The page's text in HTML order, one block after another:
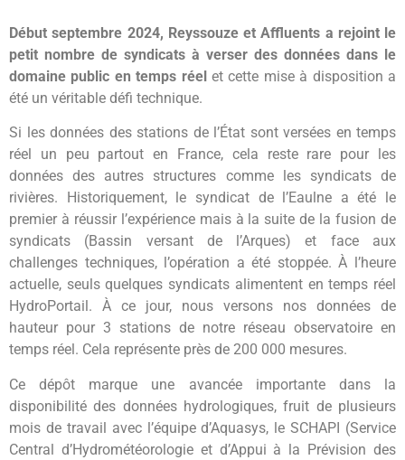
Début septembre 2024, Reyssouze et Affluents a rejoint le
petit nombre de syndicats à verser des données dans le
domaine public en temps réelet cette mise à disposition a
été un véritable défi technique.
Si les données des stations de l’État sont versées en temps
réel un peu partout en France, cela reste rare pour les
données des autres structures comme les syndicats de
rivières. Historiquement, le syndicat de l’Eaulne a été le
premier à réussir l’expérience mais à la suite de la fusion de
syndicats (Bassin versant de l’Arques) et face aux
challenges techniques, l’opération a été stoppée. À l’heure
actuelle, seuls quelques syndicats alimentent en temps réel
HydroPortail. À ce jour, nous versons nos données de
hauteur pour 3 stations de notre réseau observatoire en
temps réel. Cela représente près de 200 000 mesures.
Ce dépôt marque une avancée importante dans la
disponibilité des données hydrologiques, fruit de plusieurs
mois de travail avec l’équipe d’Aquasys, le SCHAPI (Service
Central d’Hydrométéorologie et d’Appui à la Prévision des